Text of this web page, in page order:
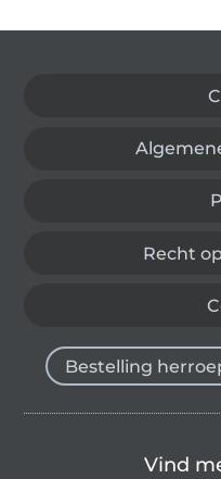
Recht
Bestelling
Vind